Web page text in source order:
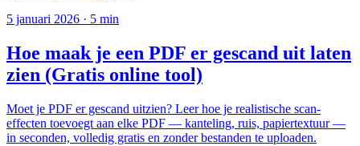
5 januari 2026 · 5 min
Hoe maak je een PDF er gescand uit laten
zien (Gratis online tool)
Moet je PDF er gescand uitzien? Leer hoe je realistische scan-
effecten toevoegt aan elke PDF — kanteling, ruis, papiertextuur —
in seconden, volledig gratis en zonder bestanden te uploaden.